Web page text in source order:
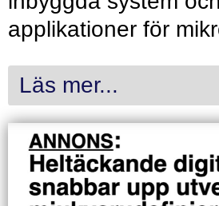
applikationer för
Läs mer...